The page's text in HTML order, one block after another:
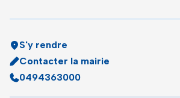
S'y rendre
Contacter la mairie
0494363000